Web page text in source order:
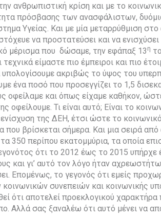
ανθρωπιστική κρίση και με το
πρόσβασης των ανασφάλιστων,
Υγείας. Και με μία μεταρρύθμιση
να προστατεύσει και να
μέρισμα που δώσαμε, την εφάπαξ 13 η
είμαστε πιο έμπειροι και πιο
υπολογίσουμε ακριβώς το ύψος του
ένα ποσό που προσεγγίζει το 1,5
οφείλαμε και όπως είχαμε καθήκον,
οφείλουμε. Τι είναι αυτό; Είναι το
της ΔΕΗ, έτσι ώστε το
που βρίσκεται σήμερα. Και μια σειρά
350 περίπου εκατομμύρια, τα οποία
ότι το 2012 έως το 2015
και γι’ αυτό τον λόγο ήταν
Επομένως, το γεγονός ότι εμείς
συνεπειών και κοινωνικής
ότι αποτελεί προεκλογικού χαρακτήρα
Αλλά σας ξαναλέω ότι αυτό μένει να